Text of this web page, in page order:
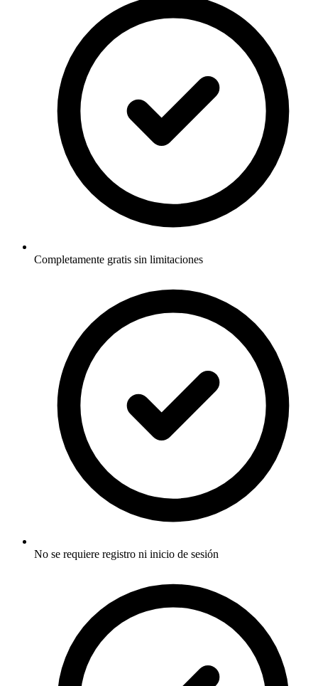
Completamente gratis sin limitaciones
No se requiere registro ni inicio de sesión